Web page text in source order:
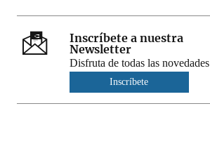
Inscríbete a nuestra
Newsletter
Disfruta de todas las novedades
Inscríbete